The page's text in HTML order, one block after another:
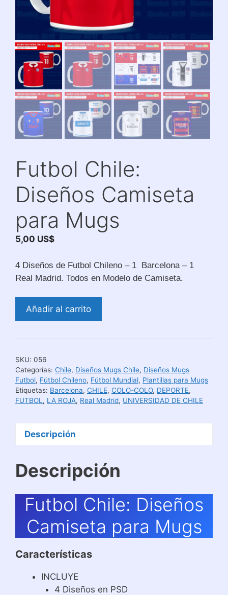
Futbol Chile:
Diseños Camiseta
para Mugs
5,00 US$
4 Diseños de Futbol Chileno – 1 Barcelona – 1
Real Madrid. Todos en Modelo de Camiseta.
Futbol
Camiseta
Mugs
cantidad
Añadir al carrito
SKU: 056
Categorías: Chile, Diseños Mugs Chile, Diseños Mugs
Futbol, Fútbol Chileno, Fútbol Mundial, Plantillas para Mugs
Etiquetas: Barcelona, CHILE, COLO-COLO, DEPORTE,
FUTBOL , LA ROJA, Real Madrid, UNIVERSIDAD DE CHILE
Descripción
Descripción
Futbol Chile: Diseños
Camiseta para Mugs
Características
INCLUYE
4 Diseños en PSD